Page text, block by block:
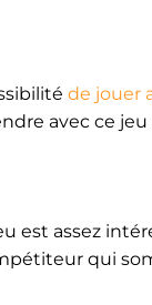
de jouer
avec ce
est assez
qui